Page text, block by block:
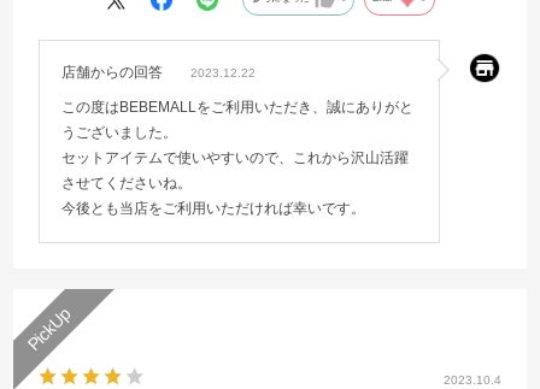
店舗からの回答 2023.12.22
この度はBEBEMALLをご利用いただき、誠にありがと
うございました。
セットアイテムで使いやすいので、これから沢山活躍
させてくださいね。
今後とも当店をご利用いただければ幸いです。
2023.10.4